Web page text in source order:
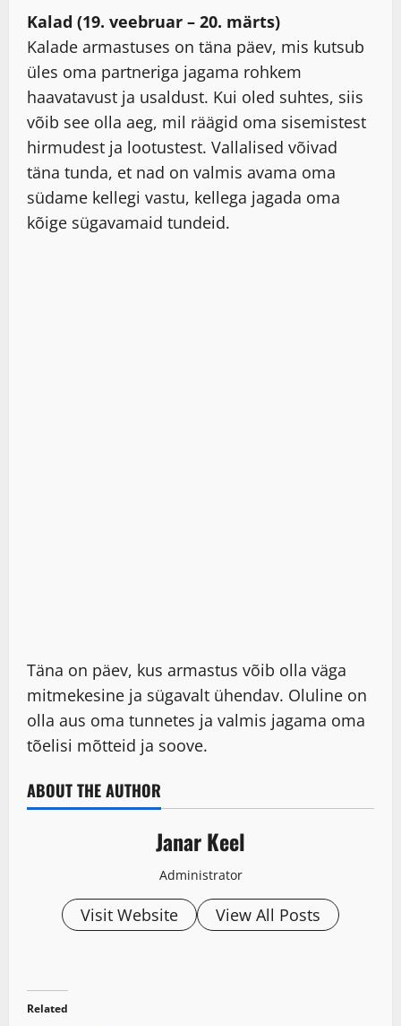
Kalad (19. veebruar – 20. märts)
Kalade armastuses on täna päev, mis kutsub
üles oma partneriga jagama rohkem
haavatavust ja usaldust. Kui oled suhtes, siis
võib see olla aeg, mil räägid oma sisemistest
hirmudest ja lootustest. Vallalised võivad
täna tunda, et nad on valmis avama oma
südame kellegi vastu, kellega jagada oma
kõige sügavamaid tundeid.
Täna on päev, kus armastus võib olla väga
mitmekesine ja sügavalt ühendav. Oluline on
olla aus oma tunnetes ja valmis jagama oma
tõelisi mõtteid ja soove.
ABOUT THE AUTHOR
Janar Keel
Administrator
Visit Website View All Posts
Related